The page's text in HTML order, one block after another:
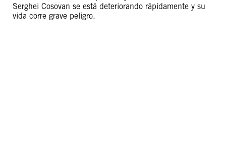
Serghei Cosovan se está deteriorando rápidamente y su
vida corre grave peligro.